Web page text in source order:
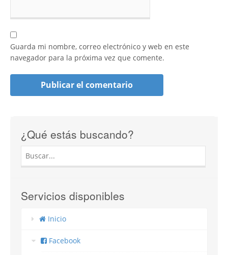
Guarda mi nombre, correo electrónico y web en este
navegador para la próxima vez que comente.
¿Qué estás buscando?
Servicios disponibles
Inicio
Facebook